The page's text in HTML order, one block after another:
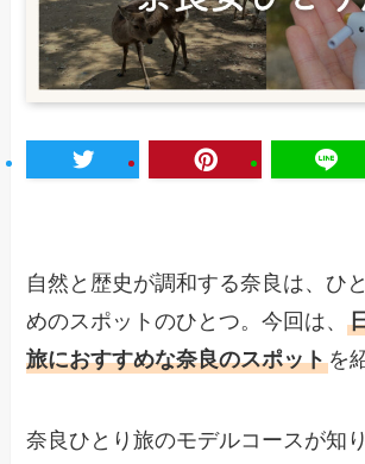
自然と歴史が調和する奈良は、ひ
めのスポットのひとつ。今回は、
旅におすすめな奈良のスポットを
奈良ひとり旅のモデルコースが知